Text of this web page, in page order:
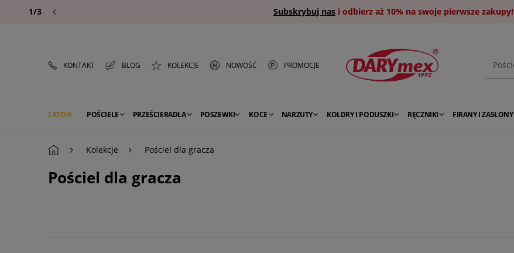
Subskrybuj nas i odbierz aż 10% na swoje pierwsze zakupy!
1/3
KONTAKT BLOG KOLEKCJE NOWOŚĆ
PROMOCJE
LATO POŚCIELE PRZEŚCIERADŁA POSZEWKI KOCE NARZUTY KOŁDRY I PODUSZKI RĘCZNIKI FIRANY I ZASŁONY
Kolekcje Pościel dla gracza
Pościel dla gracza